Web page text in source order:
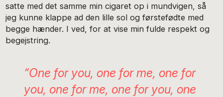
satte med det samme min cigaret op i mundvigen, så
jeg kunne klappe ad den lille sol og førstefødte med
begge hænder. I ved, for at vise min fulde respekt og
begejstring.
“One for you, one for me, one for
you, one for me, one for you, one